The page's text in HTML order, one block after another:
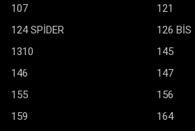
107
121
124 SPİDER
126 BİS
1310
145
146
147
155
156
159
164